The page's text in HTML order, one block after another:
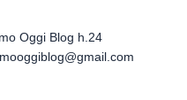
Oggi Blog h.24